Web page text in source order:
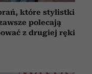
które stylistki
polecają
z drugiej ręki